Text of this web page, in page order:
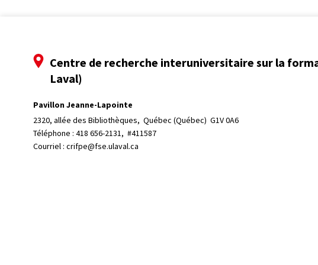
Centre de recherche interuniversitaire sur la
Laval)
Pavillon Jeanne-Lapointe
2320, allée des Bibliothèques, Québec (Québec)  G1V 0A6
Téléphone : 418 656-2131, #411587
Courriel : crifpe@fse.ulaval.ca